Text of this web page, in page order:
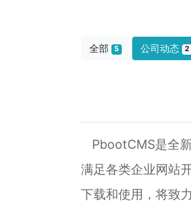
全部 5 公司动态 2
PbootCMS是全
满足各类企业网站
下载和使用，将致